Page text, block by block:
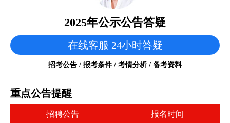
2025年公示公告答疑
在线客服 24小时答疑
招考公告 / 报考条件 / 考情分析 / 备考资料
重点公告提醒
招聘公告 报名时间